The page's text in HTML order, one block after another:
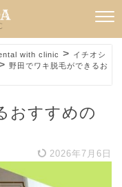
with clinic > イチオシ
野田でワキ脱毛ができるお
おすすめの
2026年7月6日